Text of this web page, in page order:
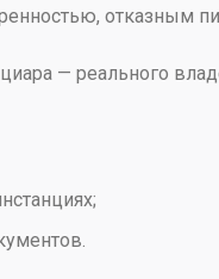
отказным
— реального